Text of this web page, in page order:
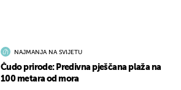
NAJMANJA NA SVIJETU
Čudo prirode: Predivna pješčana plaža na
100 metara od mora